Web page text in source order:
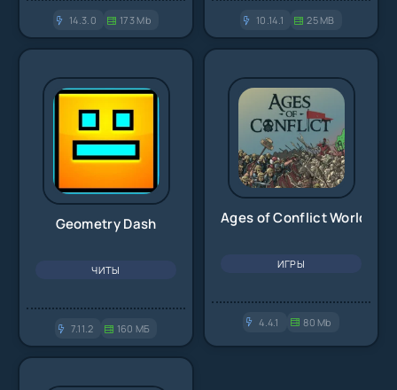
14.3.0 173 Mb 10.14.1 25 MB
Geometry Dash
ЧИТЫ
7.11.2 160 МБ
Ages of Conflict World
ИГРЫ
4.4.1 80 Mb